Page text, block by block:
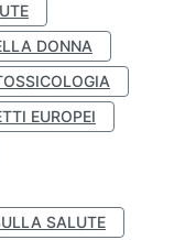
DONNA
EUROPEI
SALUTE